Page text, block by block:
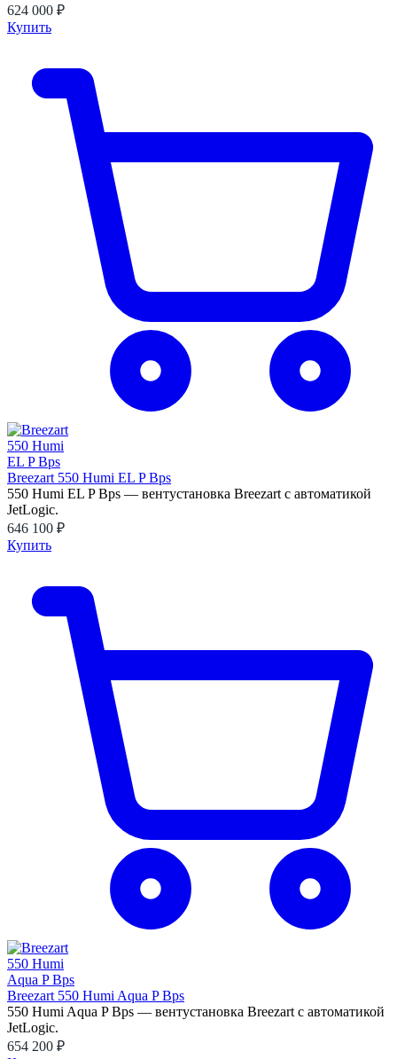
624 000 ₽
Купить
Breezart 550 Humi EL P Bps
550 Humi EL P Bps — вентустановка Breezart с автоматикой
JetLogic.
646 100 ₽
Купить
Breezart 550 Humi Aqua P Bps
550 Humi Aqua P Bps — вентустановка Breezart с автоматикой
JetLogic.
654 200 ₽